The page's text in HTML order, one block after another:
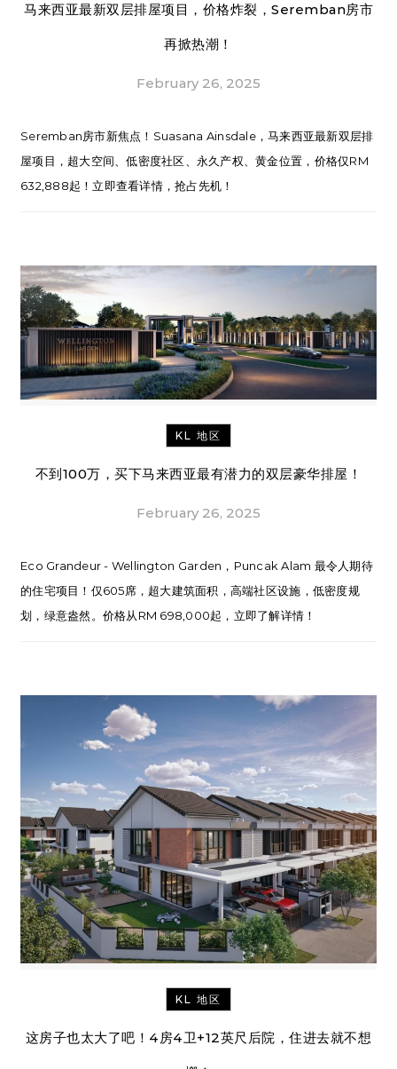
马来西亚最新双层排屋项目，价格炸裂，Seremban房市
再掀热潮！
February 26, 2025
Seremban房市新焦点！Suasana Ainsdale，马来西亚最新双层排
屋项目，超大空间、低密度社区、永久产权、黄金位置，价格仅RM
632,888起！立即查看详情，抢占先机！
KL 地区
不到100万，买下马来西亚最有潜力的双层豪华排屋！
February 26, 2025
Eco Grandeur - Wellington Garden，Puncak Alam 最令人期待
的住宅项目！仅605席，超大建筑面积，高端社区设施，低密度规
划，绿意盎然。价格从RM 698,000起，立即了解详情！
KL 地区
这房子也太大了吧！4房4卫+12英尺后院，住进去就不想